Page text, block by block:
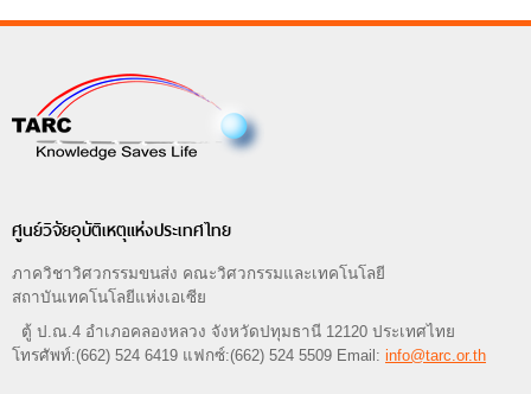
ศูนย์วิจัยอุบัติเหตุแห่งประเทศไทย
ภาควิชาวิศวกรรมขนส่ง คณะวิศวกรรมและเทคโนโลยี
สถาบันเทคโนโลยีแห่งเอเซีย
ตู้ ป.ณ.4 อำเภอคลองหลวง จังหวัดปทุมธานี 12120 ประเทศไทย
โทรศัพท์:(662) 524 6419 แฟกซ์:(662) 524 5509 Email: info@tarc.or.th